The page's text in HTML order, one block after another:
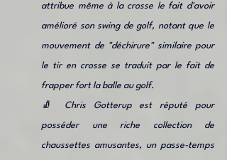
attribue même à la crosse le fait d'avoir
amélioré son swing de golf, notant que le
mouvement de "déchirure" similaire pour
le tir en crosse se traduit par le fait de
frapper fort la balle au golf.
🧦 Chris Gotterup est réputé pour
posséder une riche collection de
chaussettes amusantes, un passe-temps